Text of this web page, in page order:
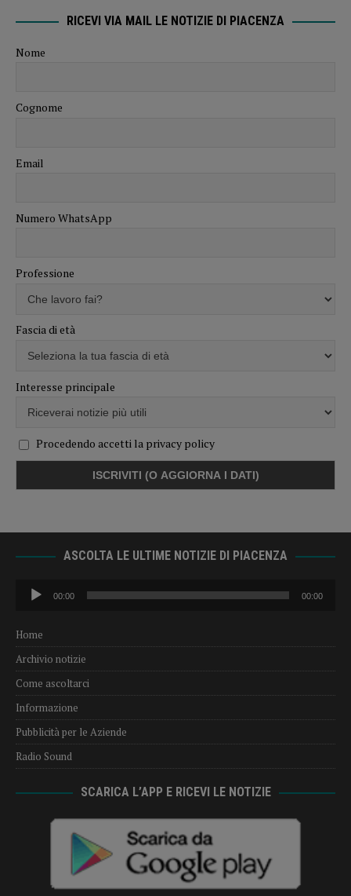
RICEVI VIA MAIL LE NOTIZIE DI PIACENZA
Nome
Cognome
Email
Numero WhatsApp
Professione
Fascia di età
Interesse principale
Procedendo accetti la privacy policy
ASCOLTA LE ULTIME NOTIZIE DI PIACENZA
Audio
Player
00:00 00:00
Home
Archivio notizie
Come ascoltarci
Informazione
Pubblicità per le Aziende
Radio Sound
SCARICA L’APP E RICEVI LE NOTIZIE